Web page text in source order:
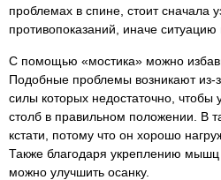
проблемах в спине, стоит сначала
противопоказаний, иначе ситуацию
С помощью «мостика» можно
Подобные проблемы возникают из-
силы которых недостаточно, чтобы
столб в правильном положении. В
кстати, потому что он хорошо
Также благодаря укреплению
можно улучшить осанку.